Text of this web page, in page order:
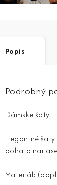
Popis
Podrobný
Dámske šaty
Elegantné
bohato
Materiál: